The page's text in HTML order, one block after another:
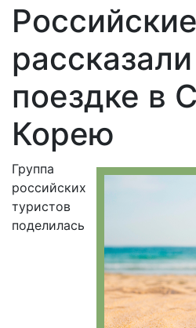
поездке в
Корею
Группа
российских
туристов
поделилась